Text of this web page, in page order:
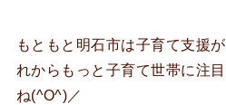
もともと明石市は子育て支援
れからもっと子育て世帯に注
ね(^O^)／